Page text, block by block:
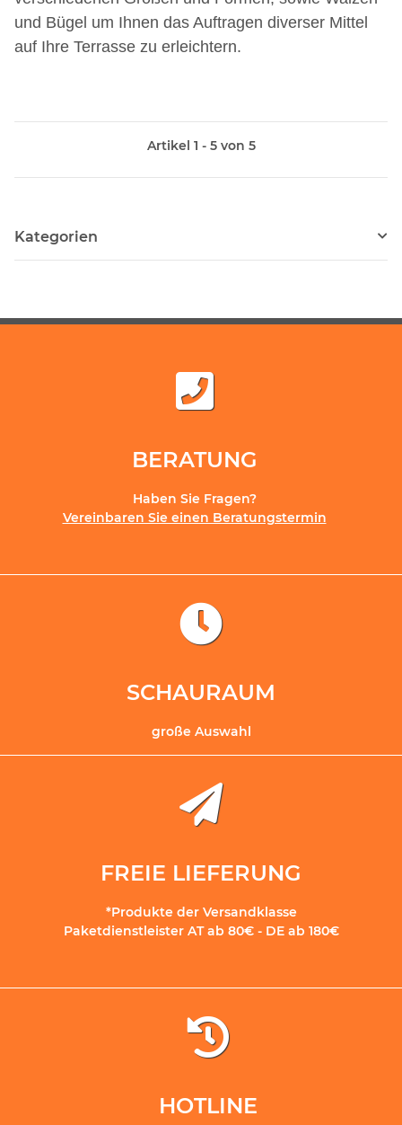
und Bügel um Ihnen das Auftragen diverser Mittel
auf Ihre Terrasse zu erleichtern.
Artikel 1 - 5 von 5
Kategorien
BERATUNG
Haben Sie Fragen?
Vereinbaren Sie einen Beratungstermin
SCHAURAUM
große Auswahl
FREIE LIEFERUNG
*Produkte der Versandklasse
Paketdienstleister AT ab 80€ - DE ab 180€
HOTLINE